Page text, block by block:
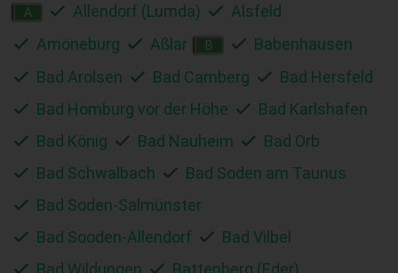
A Allendorf (Lumda)
Alsfeld
Amöneburg
Aßlar B
Babenhausen
Bad Arolsen
Bad Camberg
Bad Hersfeld
Bad Homburg vor der Höhe
Bad Karlshafen
Bad König
Bad Nauheim
Bad Orb
Bad Schwalbach
Bad Soden am Taunus
Bad Soden-Salmünster
Bad Sooden-Allendorf
Bad Vilbel
Bad Wildungen
Battenberg (Eder)